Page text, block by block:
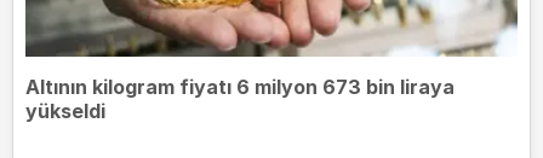
Altının kilogram fiyatı 6 milyon 673 bin liraya
yükseldi